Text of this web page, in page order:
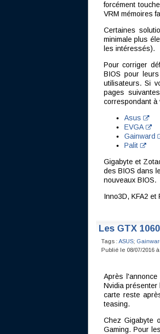
forcément
VRM mémoires
Certaines
minimale plus
les intéressés).
Pour corriger
BIOS pour
utilisateurs. Si
pages
correspondant à
Asus
EVGA
Gainward
Palit
Gigabyte et
des BIOS dans
nouveaux BIOS.
Inno3D, KFA2
Les GTX
Tags : ASUS;
Publié le 08/07/2016
Après
Nvidia
carte reste
teasing.
Chez Gigabyte
Gaming. Pour